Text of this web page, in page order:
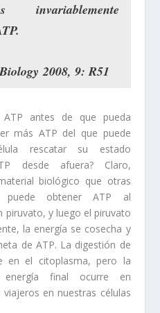
invariablemente
2008, 9: R51
antes de que pueda
más ATP del que puede
rescatar su estado
desde afuera? Claro,
biológico que otras
puede obtener ATP al
piruvato, y luego el piruvato
la energía se cosecha y
de ATP. La digestión de
en el citoplasma, pero la
final ocurre en
en nuestras células